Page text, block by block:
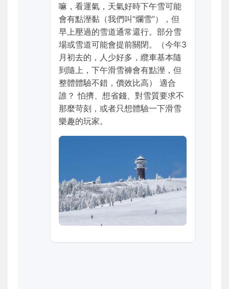
嘛，看運氣，天氣好時下午雪可能
會有點溼黏（我們叫“爛雪”），但
早上壓過的雪道通常還行。部分雪
場或雪道可能會提前關閉。（今年3
月初去的，人少好多，纜車基本隨
到隨上，下午滑雪褲會有點溼，但
整體體驗不錯，價效比高） 適合
誰？ 怕擠、想省錢、對雪質要求不
那麼苛刻，或者只想體驗一下滑雪
樂趣的玩家。